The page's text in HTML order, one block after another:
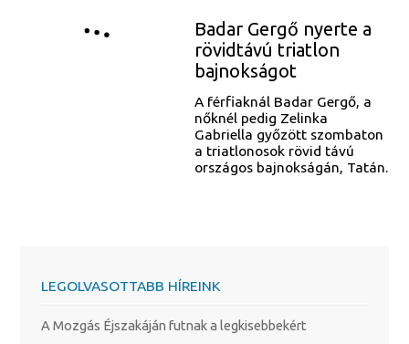
Badar Gergő nyerte a
rövidtávú triatlon
bajnokságot
A férfiaknál Badar Gergő, a
nőknél pedig Zelinka
Gabriella győzött szombaton
a triatlonosok rövid távú
országos bajnokságán, Tatán.
LEGOLVASOTTABB HÍREINK
A Mozgás Éjszakáján futnak a legkisebbekért